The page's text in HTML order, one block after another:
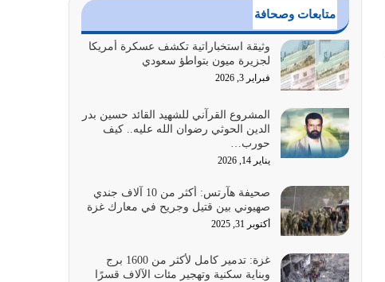
هل نحن من الصالحين؟ قيِّم نفسك هنا اترك القرآن
على أصله وأعرض نفسك، وأعرض ما لديك على…
يوليو 27, 2026
عندما يكون عدوك هو عدو الله معناه أن تكون نقاط
الضعف فيه كثيرة وسينصرك الله عليه إذا…
يوليو 26, 2026
أراد الله لهذه الأمة ان تكون خير امة أخرجت للناس
بالنهوض بالأمر بالمعروف والنهي عن…
يوليو 25, 2026
الدين الذي شرعه الله لا يجوز أن يخضع لآرائنا وأهوائنا
واجتهاداتنا لأننا سنختلف ونتفرق
متابعات وصحافة
وثيقة استخباراتية تكشف عسكرة أمريكا
لجزيرة ميون بتواطؤ سعودي
فبراير 3, 2026
المشروع القرآني للشهيد القائد حسين بدر
الدين الحوثي رضوان الله عليه.. كيف
حورب…
يناير 14, 2026
صحيفة هآرتس: أكثر من 10 آلاف جندي
صهيوني بين قتيل وجريح في معارك غزة
أكتوبر 31, 2025
غزة: تدمير كامل لأكثر من 1600 برج
وبناية سكنية وتهجير مئات الآلاف قسرًا